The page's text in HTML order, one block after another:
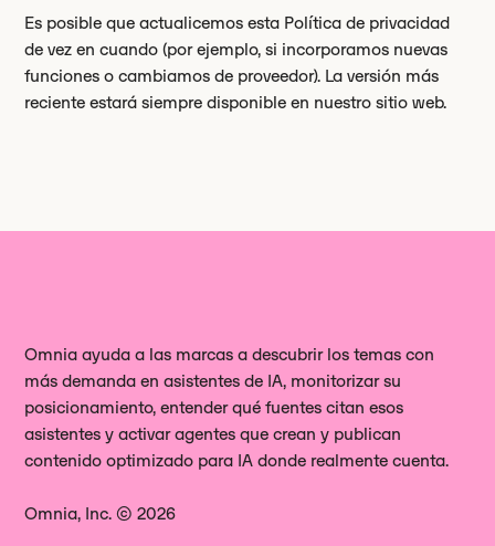
Es posible que actualicemos esta Política de privacidad
de vez en cuando (por ejemplo, si incorporamos nuevas
funciones o cambiamos de proveedor). La versión más
reciente estará siempre disponible en nuestro sitio web.
Omnia ayuda a las marcas a descubrir los temas con
más demanda en asistentes de IA, monitorizar su
posicionamiento, entender qué fuentes citan esos
asistentes y activar agentes que crean y publican
contenido optimizado para IA donde realmente cuenta.
Omnia, Inc. © 2026